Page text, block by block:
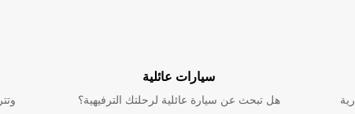
سيارات عائلية
هل تبحث عن سيارة عائلية لرحلتك الترفيهية؟